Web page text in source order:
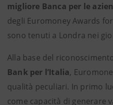
migliore Banca per le
degli Euromoney Awards
sono tenuti a Londra nei
Alla base del
Bank per l’Italia,
qualità peculiari. In primo
come capacità di generare